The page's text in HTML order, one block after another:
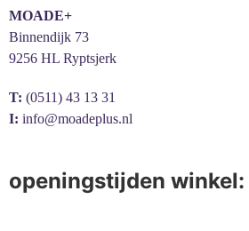
MOADE+
Binnendijk 73
9256 HL Ryptsjerk
T: (0511) 43 13 31
I: info@moadeplus.nl
openingstijden winkel: